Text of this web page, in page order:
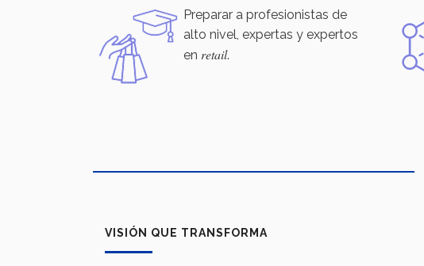
Preparar a profesionistas de
alto nivel, expertas y expertos
en retail.
VISIÓN QUE TRANSFORMA